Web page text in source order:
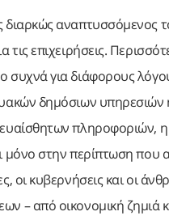
αναπτυσσόμενος
τις επιχειρήσεις.
συχνά για διάφορους
δημόσιων
πληροφοριών,
μόνο στην περίπτωση
οι κυβερνήσεις και οι
– από οικονομική